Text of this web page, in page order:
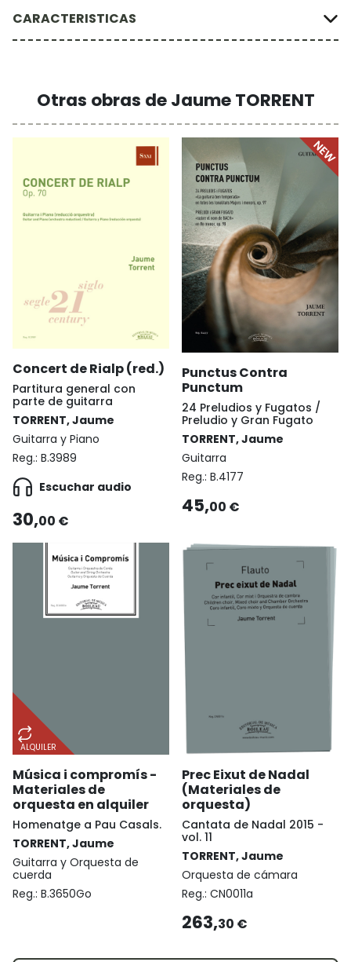
CARACTERISTICAS
Otras obras de Jaume TORRENT
Concert de Rialp (red.)
Partitura general con
parte de guitarra
TORRENT, Jaume
Guitarra y Piano
Reg.: B.3989
Escuchar audio
30,00 €
Punctus Contra
Punctum
24 Preludios y Fugatos /
Preludio y Gran Fugato
TORRENT, Jaume
Guitarra
Reg.: B.4177
45,00 €
ALQUILER
Música i compromís -
Materiales de
orquesta en alquiler
Homenatge a Pau Casals.
TORRENT, Jaume
Guitarra y Orquesta de
cuerda
Reg.: B.3650Go
Prec Eixut de Nadal
(Materiales de
orquesta)
Cantata de Nadal 2015 -
vol. 11
TORRENT, Jaume
Orquesta de cámara
Reg.: CN0011a
263,30 €